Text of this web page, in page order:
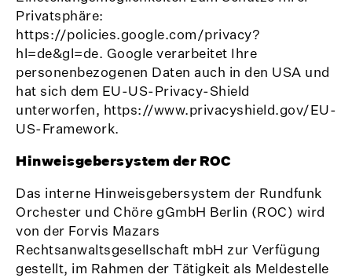
Privatsphäre:
https://policies.google.com/privacy?
hl=de&gl=de. Google verarbeitet Ihre
personenbezogenen Daten auch in den USA und
hat sich dem EU-US-Privacy-Shield
unterworfen, https://www.privacyshield.gov/EU-
US-Framework.
Hinweisgebersystem der ROC
Das interne Hinweisgebersystem der Rundfunk
Orchester und Chöre gGmbH Berlin (ROC) wird
von der Forvis Mazars
Rechtsanwaltsgesellschaft mbH zur Verfügung
gestellt, im Rahmen der Tätigkeit als Meldestelle